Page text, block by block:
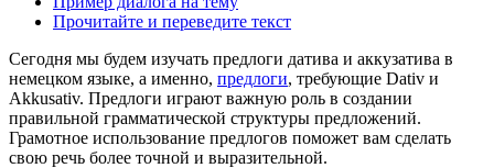
Прочитайте и переведите текст
Сегодня мы будем изучать предлоги датива и аккузатива в
немецком языке, а именно, предлоги, требующие Dativ и
Akkusativ. Предлоги играют важную роль в создании
правильной грамматической структуры предложений.
Грамотное использование предлогов поможет вам сделать
свою речь более точной и выразительной.